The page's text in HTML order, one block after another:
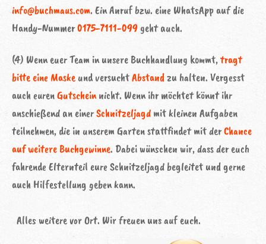
info@buchmaus.com. Ein Anruf bzw. eine WhatsApp auf die
Handy-Nummer0175-7111-099 geht auch.
(4) Wenn euer Team in unsere Buchhandlung kommt,tragt
bitte eine Maskeund versuchtAbstandzu halten. Vergesst
auch eurenGutscheinnicht. Wenn ihr möchtet könnt ihr
anschießend an einerSchnitzeljagd mit kleinen Aufgaben
teilnehmen, die in unserem Garten stattfindet mit derChance
auf weitere Buchgewinne. Dabei wünschen wir, dass der euch
fahrende Elternteil eure Schnitzeljagd begleitet und gerne
auch Hilfestellung geben kann.
Alles weitere vor Ort. Wir freuen uns auf euch.